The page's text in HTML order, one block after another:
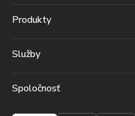
Produkty
Služby
Spoločnosť